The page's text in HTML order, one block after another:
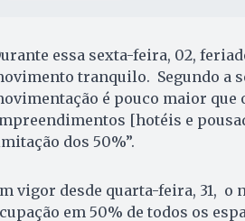
essa sexta-feira, 02,
tranquilo. Segundo a
é pouco maior que
[hotéis e
dos 50%”.
vigor desde quarta-feira, 31,
em 50% de todos os